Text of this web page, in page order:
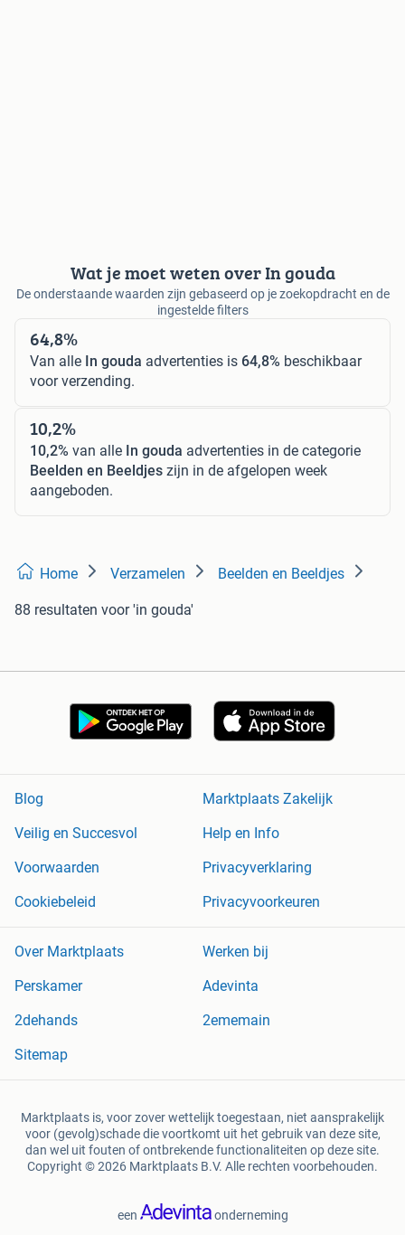
Wat je moet weten over In gouda
De onderstaande waarden zijn gebaseerd op je zoekopdracht en de
ingestelde filters
64,8%
Van alle In gouda advertenties is 64,8% beschikbaar
voor verzending.
10,2%
10,2% van alle In gouda advertenties in de categorie
Beelden en Beeldjes zijn in de afgelopen week
aangeboden.
Home Verzamelen Beelden en Beeldjes
88 resultaten voor 'in gouda'
Blog
Marktplaats Zakelijk
Veilig en Succesvol
Help en Info
Voorwaarden
Privacyverklaring
Cookiebeleid
Privacyvoorkeuren
Over Marktplaats
Werken bij
Perskamer
Adevinta
2dehands
2ememain
Sitemap
Marktplaats is, voor zover wettelijk toegestaan, niet aansprakelijk
voor (gevolg)schade die voortkomt uit het gebruik van deze site,
dan wel uit fouten of ontbrekende functionaliteiten op deze site.
Copyright © 2026 Marktplaats B.V. Alle rechten voorbehouden.
een onderneming